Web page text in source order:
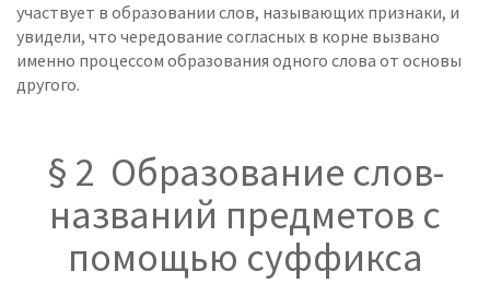
участвует в образовании слов, называющих признаки, и
увидели, что чередование согласных в корне вызвано
именно процессом образования одного слова от основы
другого.
§ 2 Образование слов-
названий предметов с
помощью суффикса